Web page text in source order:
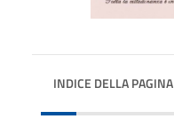
INDICE DELLA PAGINA